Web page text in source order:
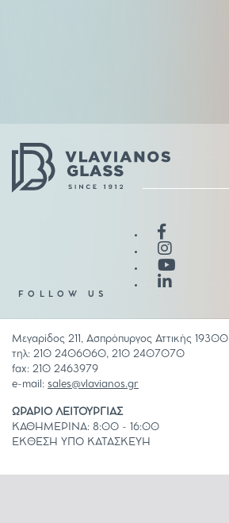
FOLLOW US
Μεγαρίδος 211, Ασπρόπυργος Αττικής 19300
τηλ: 210 2406060, 210 2407070
fax: 210 2463979
e-mail: sales@vlavianos.gr
ΩΡΑΡΙΟ ΛΕΙΤΟΥΡΓΙΑΣ
ΚΑΘΗΜΕΡΙΝΑ: 8:00 - 16:00
ΕΚΘΕΣΗ ΥΠΟ ΚΑΤΑΣΚΕΥΗ